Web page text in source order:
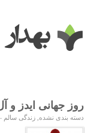
روز جهانی ایدز و
دسته بندی نشده, زندگی سالم